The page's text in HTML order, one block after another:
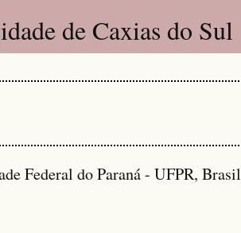
de Caxias do Sul
Federal do Paraná - UFPR, Brasil